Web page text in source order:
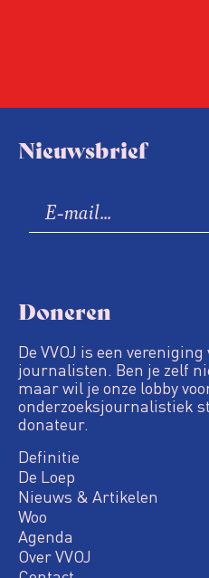
Nieuwsbrief
Doneren
De VVOJ is een
journalisten. Ben je zelf
maar wil je onze lobby
onderzoeksjournalistiek
donateur.
Definitie
De Loep
Nieuws & Artikelen
Woo
Agenda
Over VVOJ